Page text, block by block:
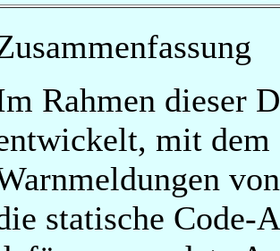
Rahmen dieser
mit
statische Code-